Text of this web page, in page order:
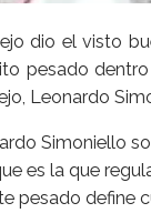
dio el visto
pesado
Leonardo
Simoniello
es la que
pesado define